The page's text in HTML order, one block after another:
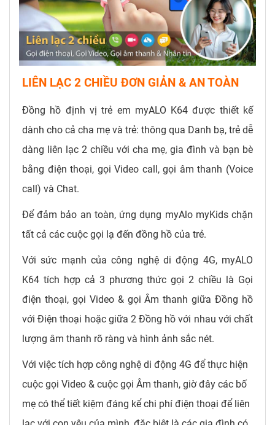
LIÊN LẠC 2 CHIỀU ĐƠN GIẢN & AN TOÀN
Đồng hồ định vị trẻ em myALO K64 được thiết kế
dành cho cả cha mẹ và trẻ: thông qua Danh bạ, trẻ dễ
dàng liên lạc 2 chiều với cha mẹ, gia đình và bạn bè
bằng điện thoại, gọi Video call, gọi âm thanh (Voice
call) và Chat.
Để đảm bảo an toàn, ứng dụng myAlo myKids chặn
tất cả các cuộc gọi lạ đến đồng hồ của trẻ.
Với sức mạnh của công nghệ di động 4G, myALO
K64 tích hợp cả 3 phương thức gọi 2 chiều là Gọi
điện thoại, gọi Video & gọi Âm thanh giữa Đồng hồ
với Điện thoại hoặc giữa 2 Đồng hồ với nhau với chất
lượng âm thanh rõ ràng và hình ảnh sắc nét.
Với việc tích hợp công nghệ di động 4G để thực hiện
cuộc gọi Video & cuộc gọi Âm thanh, giờ đây các bố
mẹ có thể tiết kiệm đáng kể chi phí điện thoại để liên